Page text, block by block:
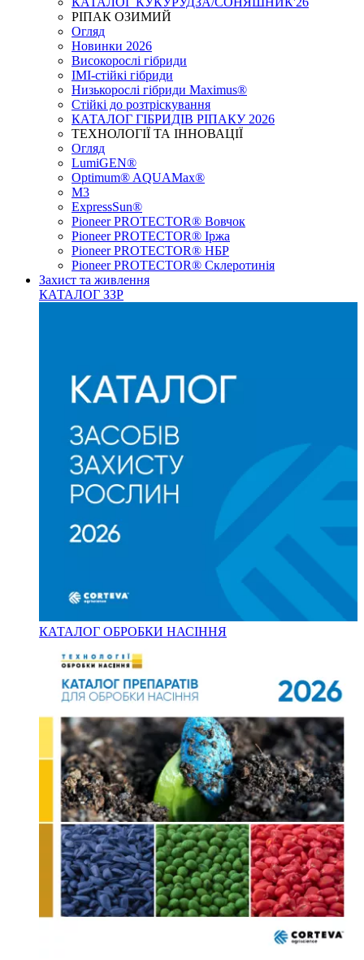
РІПАК ОЗИМИЙ
Огляд
Новинки 2026
Високорослі гібриди
IMI-стійкі гібриди
Низькорослі гібриди Maximus®
Стійкі до розтріскування
КАТАЛОГ ГІБРИДІВ РІПАКУ 2026
ТЕХНОЛОГІЇ ТА ІННОВАЦІЇ
Огляд
LumiGEN®
Optimum® AQUAMax®
М3
ExpressSun®
Pioneer PROTECTOR® Вовчок
Pioneer PROTECTOR® Іржа
Pioneer PROTECTOR® НБР
Pioneer PROTECTOR® Склеротинія
Захист та живлення
КАТАЛОГ ЗЗР
КАТАЛОГ ОБРОБКИ НАСІННЯ